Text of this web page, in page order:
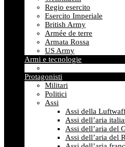
Regio esercito
Esercito Imperiale
British Army
Armée de terre
Armata Rossa
US Army
Armi e tecnologie
Protagonisti
Militari
Politici
Assi
Assi della
Assi dell’aria
Assi dell’aria del
Assi dell’aria del